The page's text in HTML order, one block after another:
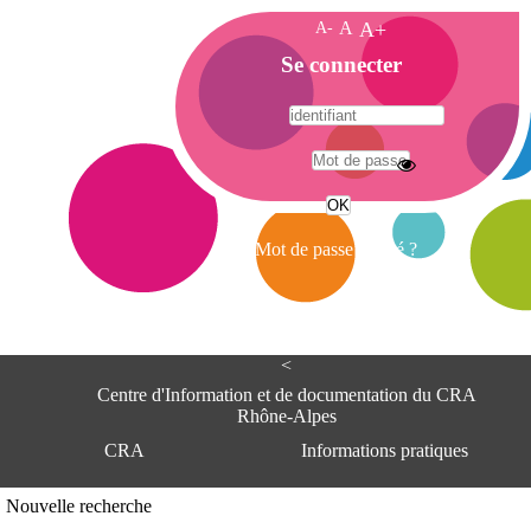
<
Centre d'Information et de documentation du CRA
Rhône-Alpes
CRA
Informations pratiques
Nouvelle recherche
A- A A+
A
c
c
e
i
Se connecter
Mot de passe oublié ?
A
e
e